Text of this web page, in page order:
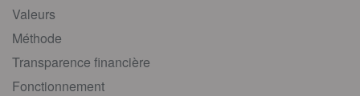
Valeurs
Méthode
Transparence financière
Fonctionnement